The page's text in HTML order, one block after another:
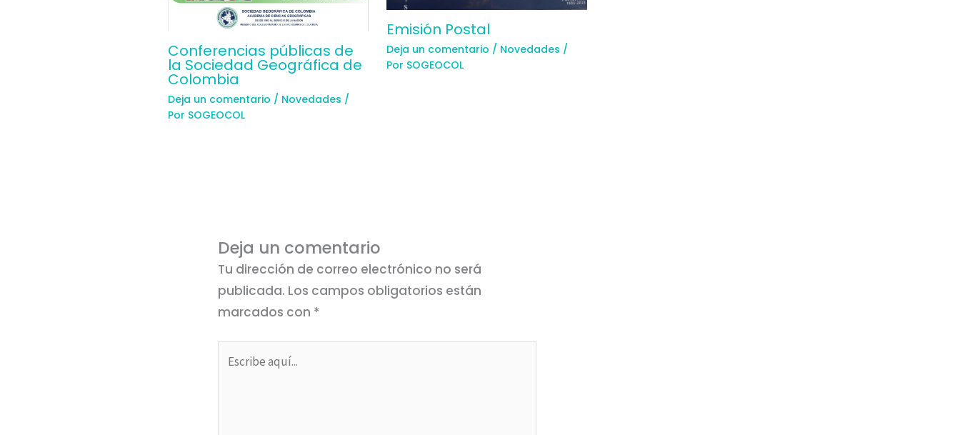
Conferencias públicas de
la Sociedad Geográfica de
Colombia
Deja un comentario / Novedades /
Por SOGEOCOL
Emisión Postal
Deja un comentario / Novedades /
Por SOGEOCOL
Deja un comentario
Tu dirección de correo electrónico no será
publicada. Los campos obligatorios están
marcados con *